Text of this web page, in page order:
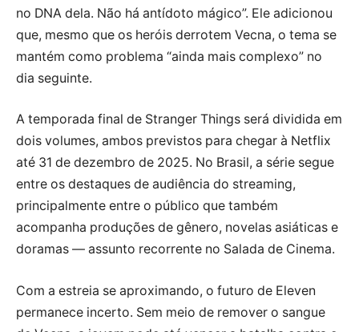
no DNA dela. Não há antídoto mágico”. Ele adicionou
que, mesmo que os heróis derrotem Vecna, o tema se
mantém como problema “ainda mais complexo” no
dia seguinte.
A temporada final de Stranger Things será dividida em
dois volumes, ambos previstos para chegar à Netflix
até 31 de dezembro de 2025. No Brasil, a série segue
entre os destaques de audiência do streaming,
principalmente entre o público que também
acompanha produções de gênero, novelas asiáticas e
doramas — assunto recorrente no Salada de Cinema.
Com a estreia se aproximando, o futuro de Eleven
permanece incerto. Sem meio de remover o sangue